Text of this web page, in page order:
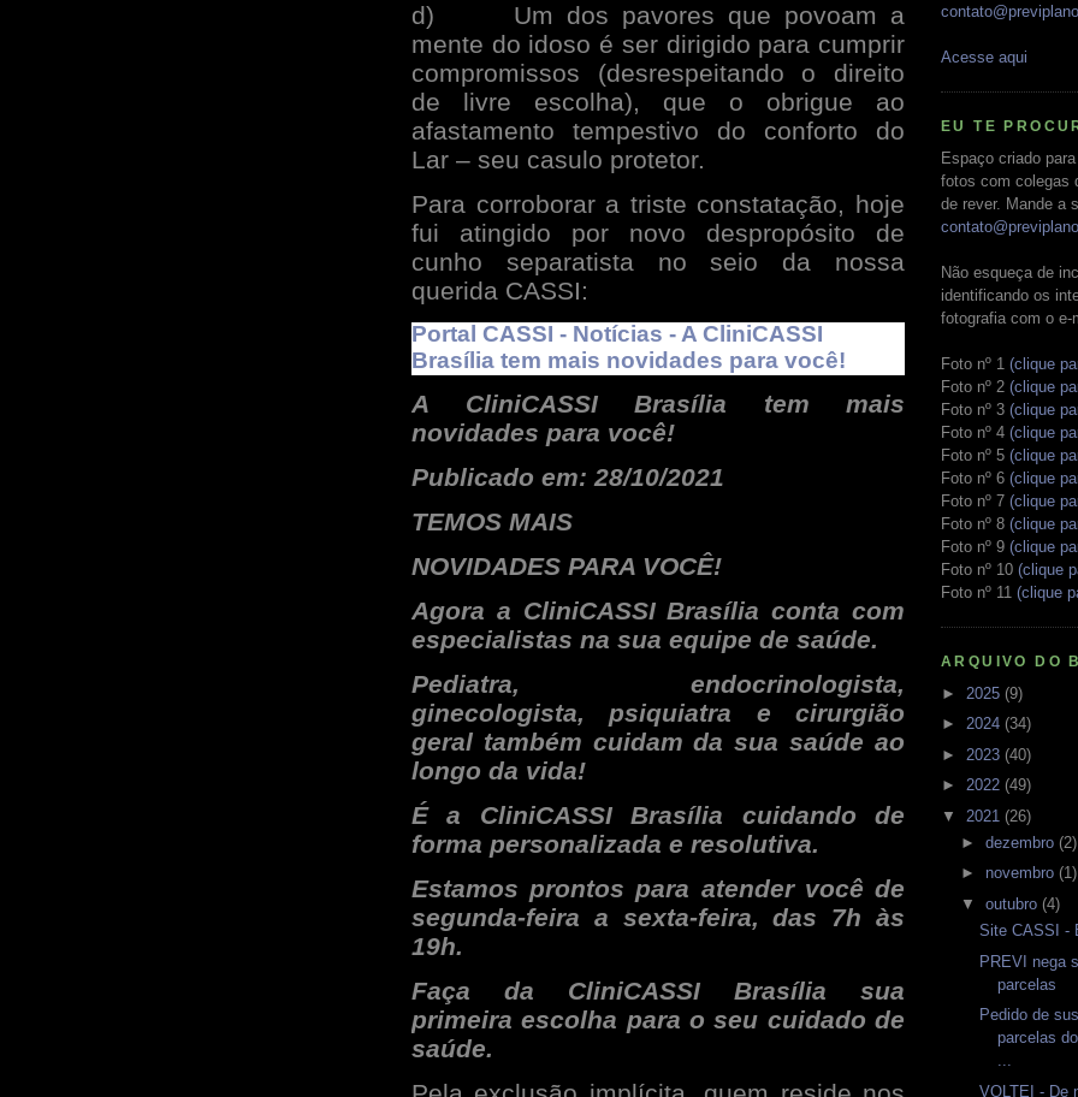
d)
Um dos pavores que povoam a
mente do idoso é ser dirigido para cumprir
compromissos (desrespeitando o direito
de livre escolha), que o obrigue ao
afastamento tempestivo do conforto do
Lar – seu casulo protetor.
Para corroborar a triste constatação, hoje
fui atingido por novo despropósito de
cunho separatista no seio da nossa
querida CASSI:
Portal CASSI - Notícias - A CliniCASSI
Brasília tem mais novidades para você!
A CliniCASSI Brasília tem mais
novidades para você!
Publicado em: 28/10/2021
TEMOS MAIS
NOVIDADES PARA VOCÊ!
Agora a CliniCASSI Brasília conta com
especialistas na sua equipe de saúde.
Pediatra, endocrinologista,
ginecologista, psiquiatra e cirurgião
geral também cuidam da sua saúde ao
longo da vida!
É a CliniCASSI Brasília cuidando de
forma personalizada e resolutiva.
Estamos prontos para atender você de
segunda-feira a sexta-feira, das 7h às
19h.
Faça da CliniCASSI Brasília sua
primeira escolha para o seu cuidado de
saúde.
Acesse aqui
EU TE
Espaço criado
fotos com colegas
de rever. Mande a
Não esqueça de
identificando os
fotografia com o e-
Foto nº 1 (clique
Foto nº 2 (clique
Foto nº 3 (clique
Foto nº 4 (clique
Foto nº 5 (clique
Foto nº 6 (clique
Foto nº 7 (clique
Foto nº 8 (clique
Foto nº 9 (clique
Foto nº 10 (clique
Foto nº 11 (clique
ARQUIVO DO
► 2025 (9)
► 2024 (34)
► 2023 (40)
► 2022 (49)
▼ 2021 (26)
► dezembro (2)
► novembro (1)
▼ outubro (4)
Site CASSI -
PREVI nega
parcelas
Pedido de
parcelas
...
VOLTEI - De